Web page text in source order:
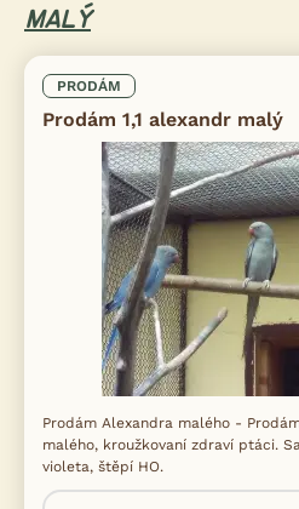
MALÝ
PRODÁM
Prodám 1,1 alexandr malý
Prodám Alexandra malého -
malého, kroužkovaní zdraví ptáci.
violeta, štěpí HO.